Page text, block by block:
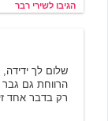
הגיבו לשירי רבר
שלום לך
הרווחת גם
רק בדבר אחד